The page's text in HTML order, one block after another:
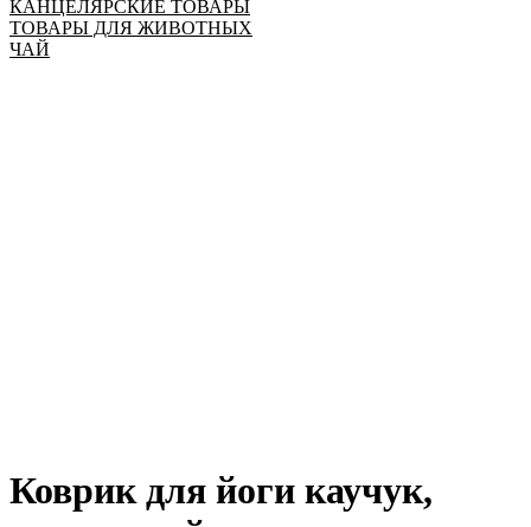
КАНЦЕЛЯРСКИЕ ТОВАРЫ
ТОВАРЫ ДЛЯ ЖИВОТНЫХ
ЧАЙ
Коврик для йоги каучук,